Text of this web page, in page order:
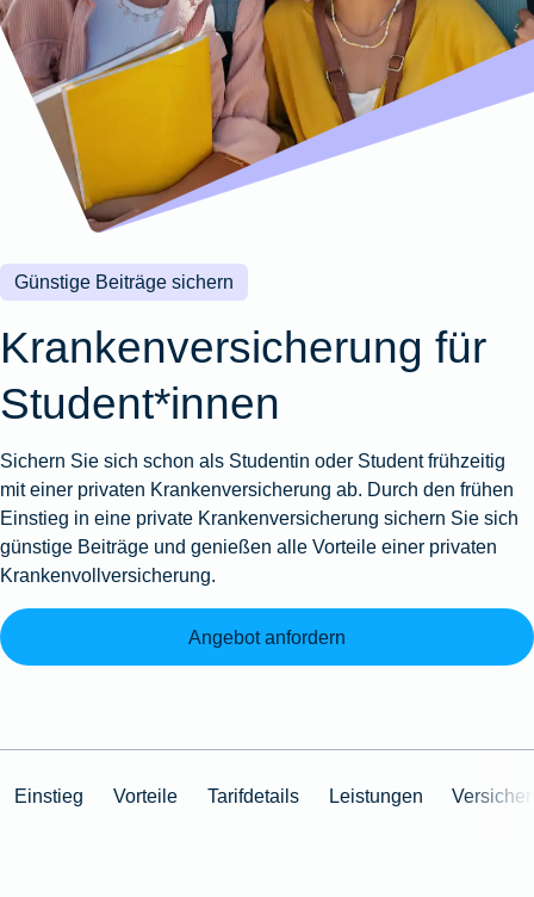
Wohnungsschutzbrief
Zur
Produktübersicht
Gewässerschadenhaftpflicht
Produktübersicht
Zur
Produktübersicht
Reisehaftpflichtversicherung
Reiserücktrittsversicherung
Zur
Produktübersicht
Produktübersicht
Produktübersicht
Produktübersicht
Montageversicherung
Produktübersicht
Gruppenunfall für
Betriebe
Gruppenunfall für
Vereine
Produktübersicht
Kunstversicherung
Ausstellungsversicherung
Valorenversicherung
Oldtimersammlungsversicherung
Zur
Günstige Beiträge sichern
Kranken­versicherung für
Student*innen
Sichern Sie sich schon als Studentin oder Student frühzeitig
mit einer privaten Krankenversicherung ab. Durch den frühen
Einstieg in eine private Krankenversicherung sichern Sie sich
günstige Beiträge und genießen alle Vorteile einer privaten
Krankenvollversicherung.
Angebot anfordern
Einstieg Vorteile Tarifdetails Leistungen